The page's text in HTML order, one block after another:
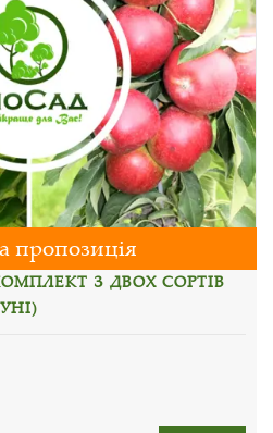
пропозиція
З ДВОХ СОРТІВ